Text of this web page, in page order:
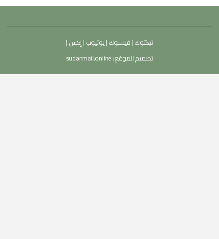
تيكتوك |فيسبوك |يوتيوب |إكس |
تصميم الموقع: sudanmail.online